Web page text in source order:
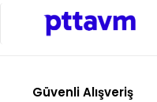
Güvenli Alışveriş